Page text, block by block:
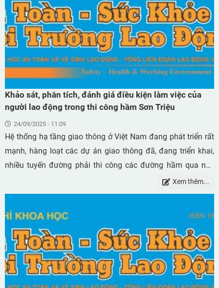
pháp này, nhóm nghiên cứu đã thực hiện phân hạng rủi ro
an toàn vệ sinh lao động trong cơ sở chế biến thủy sản cho
một số vị trí công việc dựa trên 4 tiêu chí: nhiệt độ, nồng độ
H2S, nhịp tim trung bình và số lượng thao tác lập lại. Với 4 vị
trí khảo sát, kết quả phân hạng đã chỉ ra vị trí công việc sơ
chế, tinh chế có mức rủi ro là cao nhất, cần ưu tiên có giải
pháp để cải thiện điều kiện lao động.
Khảo sát, phân tích, đánh giá điều kiện làm việc của
người lao động trong thi công hầm Sơn Triệu
24/09/2025 - 11:09
Hệ thống hạ tầng giao thông ở Việt Nam đang phát triển rất
mạnh, hàng loạt các dự án giao thông đã, đang triển khai,
nhiều tuyến đường phải thi công các đường hầm qua núi.
Phương pháp thi công khai đào đường hầm bằng khoan nổ
mìn đã và đang được áp dụng phổ biến ở nước ta, như hầm
Trường Vinh, Thần Vũ, Dốc Sạn, Sơn Triệu và nhiều hầm
khác sẽ được thi công trong thời gian tới. Thi công hầm
bằng phương pháp khoan nổ mìn có nhiều ưu điểm nhưng
cũng tiềm ẩn khá nhiều nguy cơ mất an toàn vệ sinh lao
động. Bài báo tiến hành khảo sát, phân tích, đánh giá môi
trường lao động và ecgonomi cho các công đoạn chính
Xem thêm...